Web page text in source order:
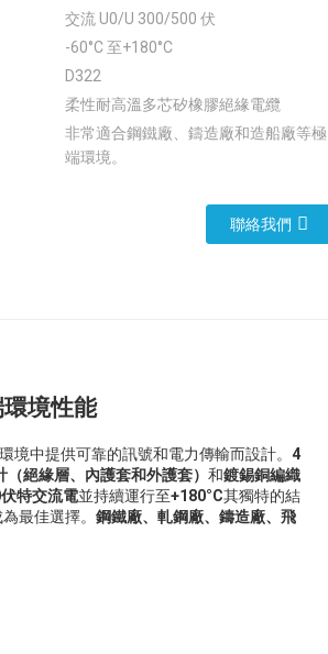
交流 U0/U 300/500 伏
-60°C 至+180°C
D322
柔性耐高溫多芯矽橡膠絕緣電纜
非常適合鋼鐵廠、鑄造廠和造船廠等極
端環境。
聯絡我們
境性能
境中提供可靠的訊號和電力傳輸而設計。 4
（絕緣層、內護套和外護套） 和鍍錫銅編織
特交流電並持續運行至+180°C其獨特的結
最佳選擇。 鋼鐵廠、軋鋼廠、鑄造廠、飛